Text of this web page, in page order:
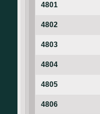
4801
4802
4803
4804
4805
4806